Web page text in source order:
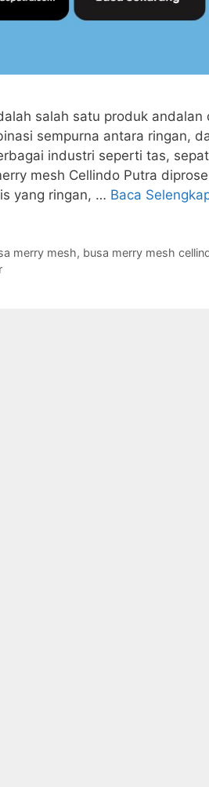
salah satu produk
sempurna antara ringan,
industri seperti tas,
mesh Cellindo Putra
yang ringan, … Baca
merry mesh, busa merry mesh